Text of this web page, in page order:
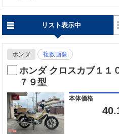
リスト表示中
ホンダ 複数画像
ホンダ クロスカブ１
７９型
本体価格